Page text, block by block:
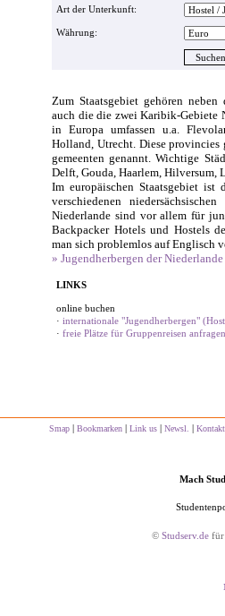
Art der Unterkunft:
Währung:
Zum Staatsgebiet gehören
auch die die zwei Karibik-Gebiete
in Europa umfassen u.a.
Holland, Utrecht. Diese provincies
gemeenten genannt. Wichtige
Delft, Gouda, Haarlem, Hilversum,
Im europäischen Staatsgebiet ist
verschiedenen
Niederlande sind vor allem für
Backpacker Hotels und Hostels
man sich problemlos auf Englisch
» Jugendherbergen der Niederlande
LINKS
online buchen
· internationale "Jugendherbergen"
· freie Plätze für Gruppenreisen anfragen
Smap | Bookmarken | Link us | Newsl. | Kontakt
Mach
© Studserv.de für